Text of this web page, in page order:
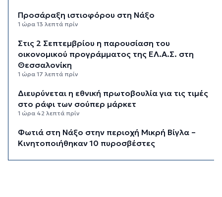
Προσάραξη ιστιοφόρου στη Νάξο
1 ώρα 13 λεπτά πρίν
Στις 2 Σεπτεμβρίου η παρουσίαση του
οικονομικού προγράμματος της ΕΛ.Α.Σ. στη
Θεσσαλονίκη
1 ώρα 17 λεπτά πρίν
Διευρύνεται η εθνική πρωτοβουλία για τις τιμές
στο ράφι των σούπερ μάρκετ
1 ώρα 42 λεπτά πρίν
Φωτιά στη Νάξο στην περιοχή Μικρή Βίγλα –
Κινητοποιήθηκαν 10 πυροσβέστες